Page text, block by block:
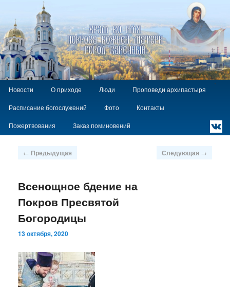
Храм Покрова Божией Матери г.
Заречный
Главное
Перейти
основному
содержимому
Новости О приходе Люди Проповеди архипастыря
Расписание богослужений Фото Контакты
Пожертвования Заказ поминовений
`
Навигация
← Предыдущая Следующая →
Всенощное бдение на
Покров Пресвятой
Богородицы
13 октября, 2020